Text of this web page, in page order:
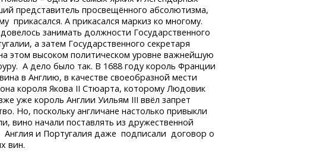
представитель просвещённого абсолютизма,
А прикасался маркиз ко многому.
занимать должности Государственного
а затем Государственного секретаря
этом высоком политическом уровне важнейшую
А дело было так. В 1688 году король Франции
в Англию, в качестве своеобразной мести
короля Якова II Стюарта, которому Людовик
уже король Англии Уильям III ввёл запрет
Но, поскольку англичане настолько привыкли
вино начали поставлять из дружественной
Англия и Португалия даже подписали договор о
вин.